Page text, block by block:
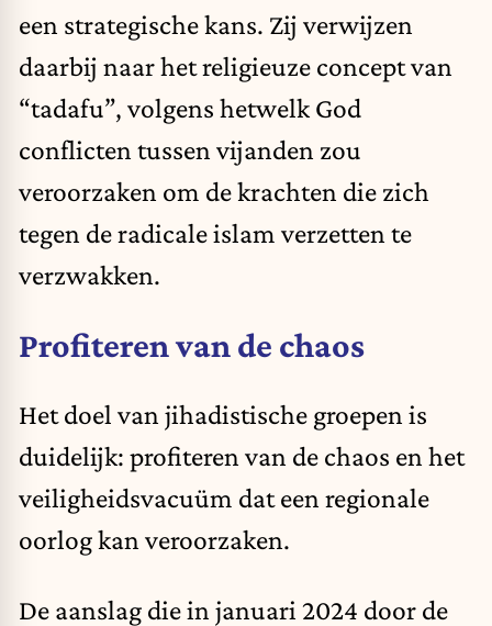
een strategische kans. Zij verwijzen
daarbij naar het religieuze concept van
“tadafu”, volgens hetwelk God
conflicten tussen vijanden zou
veroorzaken om de krachten die zich
tegen de radicale islam verzetten te
verzwakken.
Profiteren van de chaos
Het doel van jihadistische groepen is
duidelijk: profiteren van de chaos en het
veiligheidsvacuüm dat een regionale
oorlog kan veroorzaken.
De aanslag die in januari 2024 door de